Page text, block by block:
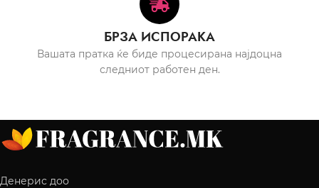
БРЗА ИСПОРАКА
Вашата пратка ќе биде процесирана најдоцна
следниот работен ден.
Денерис доо